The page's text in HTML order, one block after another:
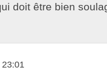
doit être bien